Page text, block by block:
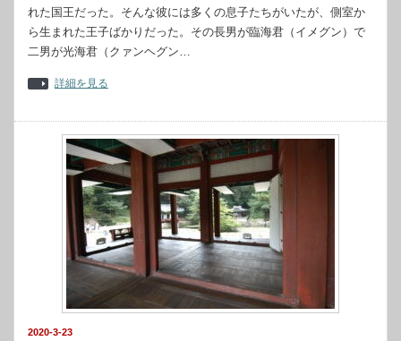
れた国王だった。そんな彼には多くの息子たちがいたが、側室か
ら生まれた王子ばかりだった。その長男が臨海君（イメグン）で
二男が光海君（クァンヘグン…
詳細を見る
2020-3-23